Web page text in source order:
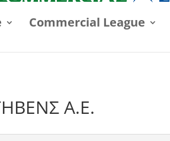
Commercial League
Α.Ε.